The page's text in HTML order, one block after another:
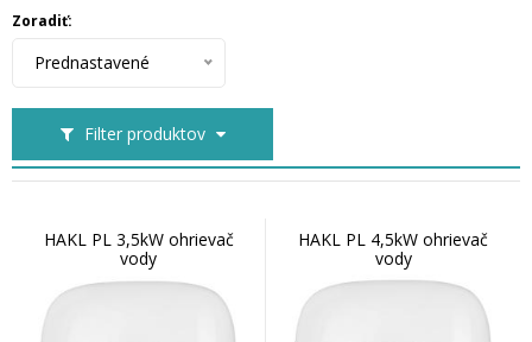
Filter produktov
Zoradiť:
Prednastavené
HAKL PL 3,5kW ohrievač
vody
HAKL PL 4,5kW ohrievač
vody